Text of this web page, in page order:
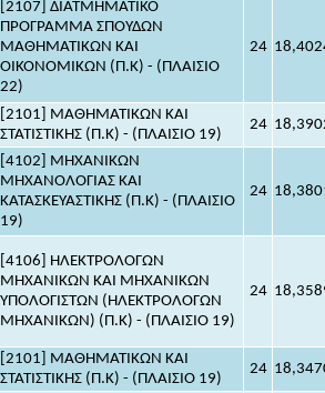
[2107] ΔΙΑΤΜΗΜΑΤΙΚΟ
ΠΡΟΓΡΑΜΜΑ ΣΠΟΥΔΩΝ
ΜΑΘΗΜΑΤΙΚΩΝ ΚΑΙ
ΟΙΚΟΝΟΜΙΚΩΝ (Π.Κ) - (ΠΛΑΙΣΙΟ
22)
24
[2101] ΜΑΘΗΜΑΤΙΚΩΝ ΚΑΙ
ΣΤΑΤΙΣΤΙΚΗΣ (Π.Κ) - (ΠΛΑΙΣΙΟ 19)
24
[4102] ΜΗΧΑΝΙΚΩΝ
ΜΗΧΑΝΟΛΟΓΙΑΣ ΚΑΙ
ΚΑΤΑΣΚΕΥΑΣΤΙΚΗΣ (Π.Κ) - (ΠΛΑΙΣΙΟ
19)
24
[4106] ΗΛΕΚΤΡΟΛΟΓΩΝ
ΜΗΧΑΝΙΚΩΝ ΚΑΙ ΜΗΧΑΝΙΚΩΝ
ΥΠΟΛΟΓΙΣΤΩΝ (ΗΛΕΚΤΡΟΛΟΓΩΝ
ΜΗΧΑΝΙΚΩΝ) (Π.Κ) - (ΠΛΑΙΣΙΟ 19)
24
[2101] ΜΑΘΗΜΑΤΙΚΩΝ ΚΑΙ
ΣΤΑΤΙΣΤΙΚΗΣ (Π.Κ) - (ΠΛΑΙΣΙΟ 19)
24